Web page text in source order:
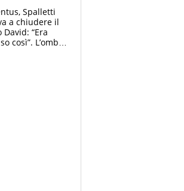
Milinkovic-
Spalletti
a chiudere il
David: “Era
così”. L’ombra